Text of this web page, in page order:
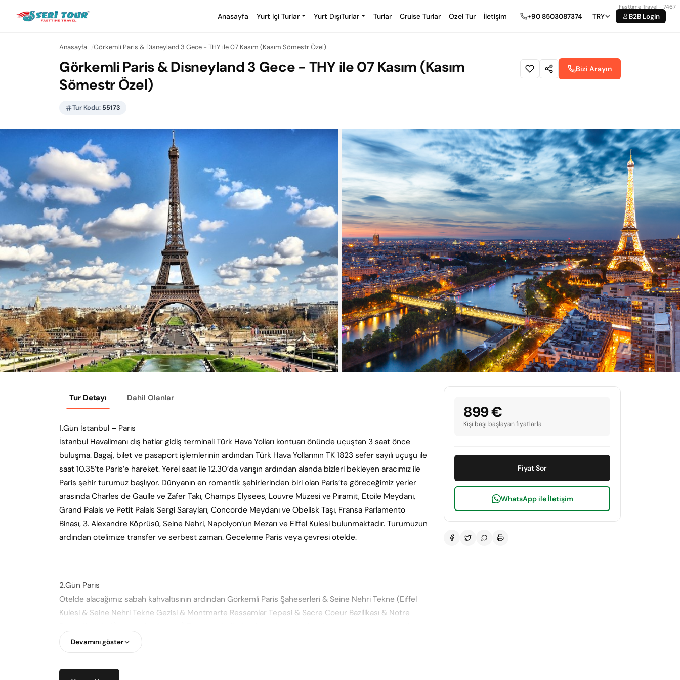
Fasttıme Travel - 7467
Anasayfa Yurt İçi Turlar Yurt DışıTurlar Turlar Cruise Turlar Özel Tur İletişim +90 8503087374 TRY B2B Login
Anasayfa Görkemli Paris & Disneyland 3 Gece - THY ile 07 Kasım (Kasım Sömestr Özel)
Görkemli Paris & Disneyland 3 Gece - THY ile 07 Kasım (Kasım
Sömestr Özel)
Tur Kodu: 55173
Bizi Arayın
Tur Detayı Dahil Olanlar
1.Gün İstanbul – Paris
İstanbul Havalimanı dış hatlar gidiş terminali Türk Hava Yolları kontuarı önünde uçuştan 3 saat önce
buluşma. Bagaj, bilet ve pasaport işlemlerinin ardından Türk Hava Yollarının TK 1823 sefer sayılı uçuşu ile
saat 10.35’te Paris’e hareket. Yerel saat ile 12.30’da varışın ardından alanda bizleri bekleyen aracımız ile
Paris şehir turumuz başlıyor. Dünyanın en romantik şehirlerinden biri olan Paris’te göreceğimiz yerler
arasında Charles de Gaulle ve Zafer Takı, Champs Elysees, Louvre Müzesi ve Piramit, Etoile Meydanı,
Grand Palais ve Petit Palais Sergi Sarayları, Concorde Meydanı ve Obelisk Taşı, Fransa Parlamento
Binası, 3. Alexandre Köprüsü, Seine Nehri, Napolyon’un Mezarı ve Eiffel Kulesi bulunmaktadır. Turumuzun
ardından otelimize transfer ve serbest zaman. Geceleme Paris veya çevresi otelde.
2.Gün Paris
Otelde alacağımız sabah kahvaltısının ardından Görkemli Paris Şaheserleri & Seine Nehri Tekne (Eiffel
Kulesi & Seine Nehri Tekne Gezisi & Montmarte Ressamlar Tepesi & Sacre Coeur Bazilikası & Notre
şehrin simgesel yapıtı Eiffel Kulesi. Eiffel kulesinin 2.katına çıkarak Paris’i bir de yukarıdan görme şansı
bulacaksınız. Ardından Paris’i ikiye ayıran Seine Nehri’nde tekne turuna çıkıyoruz. Tekne turunda nehrin
her iki yakasındaki tarihi yapıtları gördükten sonra Paris’in en yüksek tepesi olan Montmarte Tepesi’ne
Devamını göster
899 €
Kişi başı başlayan fiyatlarla
Fiyat Sor
WhatsApp ile İletişim